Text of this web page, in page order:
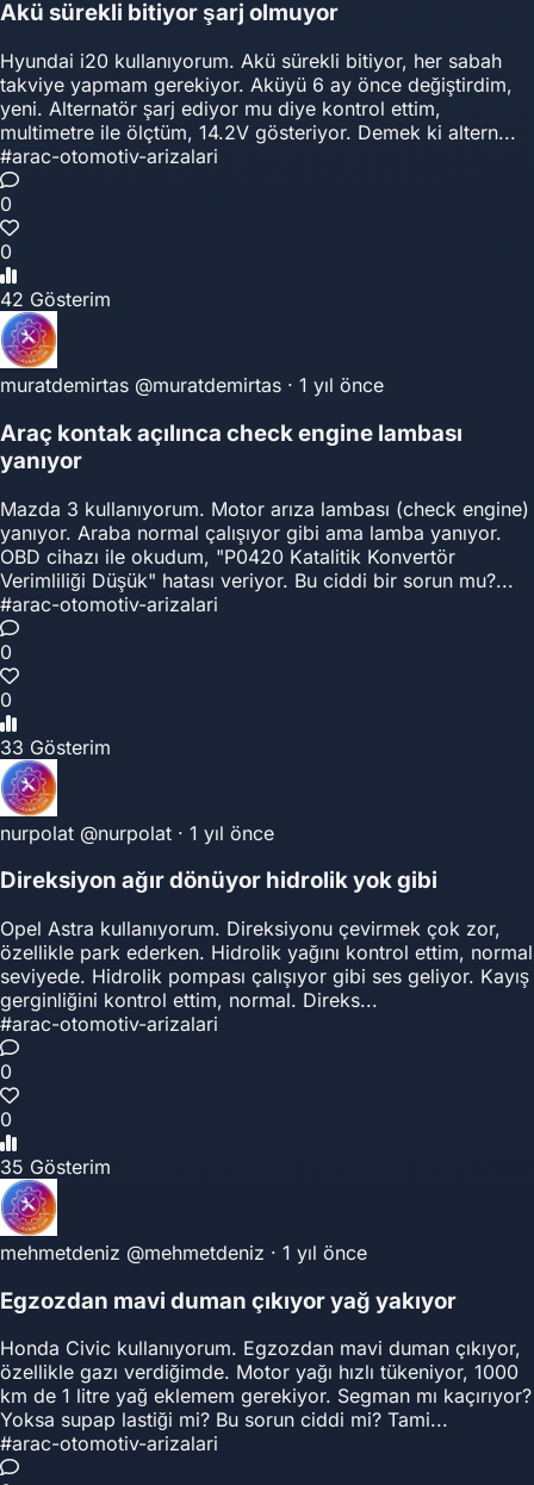
Akü sürekli bitiyor şarj olmuyor
Hyundai i20 kullanıyorum. Akü sürekli bitiyor, her sabah
takviye yapmam gerekiyor. Aküyü 6 ay önce değiştirdim,
yeni. Alternatör şarj ediyor mu diye kontrol ettim,
multimetre ile ölçtüm, 14.2V gösteriyor. Demek ki altern...
#arac-otomotiv-arizalari
0
0
42 Gösterim
muratdemirtas @muratdemirtas · 1 yıl önce
Araç kontak açılınca check engine lambası
yanıyor
Mazda 3 kullanıyorum. Motor arıza lambası (check engine)
yanıyor. Araba normal çalışıyor gibi ama lamba yanıyor.
OBD cihazı ile okudum, "P0420 Katalitik Konvertör
Verimliliği Düşük" hatası veriyor. Bu ciddi bir sorun mu?...
#arac-otomotiv-arizalari
0
0
33 Gösterim
nurpolat @nurpolat · 1 yıl önce
Direksiyon ağır dönüyor hidrolik yok gibi
Opel Astra kullanıyorum. Direksiyonu çevirmek çok zor,
özellikle park ederken. Hidrolik yağını kontrol ettim, normal
seviyede. Hidrolik pompası çalışıyor gibi ses geliyor. Kayış
gerginliğini kontrol ettim, normal. Direks...
#arac-otomotiv-arizalari
0
0
35 Gösterim
mehmetdeniz @mehmetdeniz · 1 yıl önce
Egzozdan mavi duman çıkıyor yağ yakıyor
Honda Civic kullanıyorum. Egzozdan mavi duman çıkıyor,
özellikle gazı verdiğimde. Motor yağı hızlı tükeniyor, 1000
km de 1 litre yağ eklemem gerekiyor. Segman mı kaçırıyor?
Yoksa supap lastiği mi? Bu sorun ciddi mi? Tami...
#arac-otomotiv-arizalari